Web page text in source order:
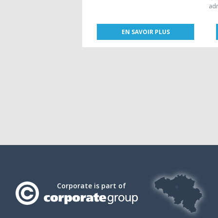
EN SAVOIR PLUS
Corporate is part of